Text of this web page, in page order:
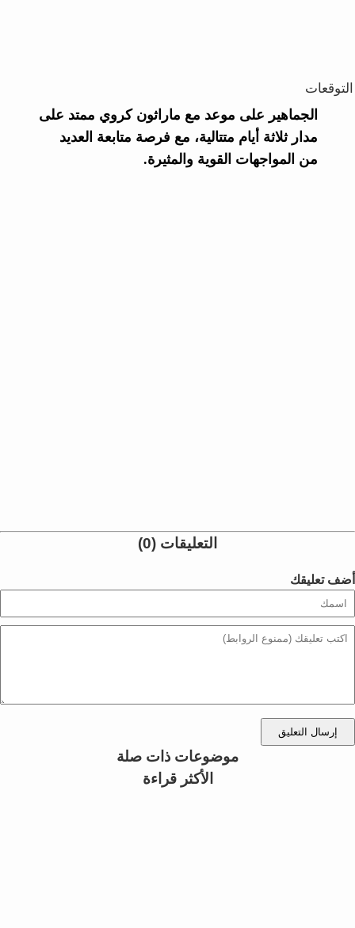
التوقعات
الجماهير على موعد مع ماراثون كروي ممتد على
مدار ثلاثة أيام متتالية، مع فرصة متابعة العديد
من المواجهات القوية والمثيرة.
التعليقات (0)
أضف تعليقك
إرسال التعليق
موضوعات ذات صلة
الأكثر قراءة